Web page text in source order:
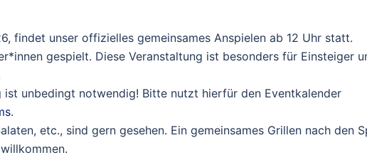
findet unser offizielles gemeinsames Anspielen ab 12 Uhr statt.
gespielt. Diese Veranstaltung ist besonders für Einsteiger
ist unbedingt notwendig! Bitte nutzt hierfür den Eventkalender
.
etc., sind gern gesehen. Ein gemeinsames Grillen nach den